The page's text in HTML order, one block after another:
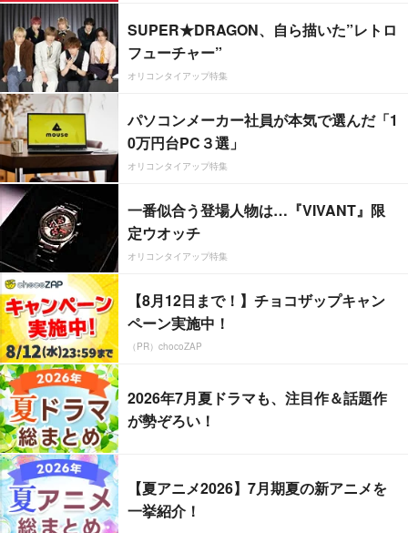
SUPER★DRAGON、自ら描いた”レトロ
フューチャー”
オリコンタイアップ特集
パソコンメーカー社員が本気で選んだ「1
0万円台PC３選」
オリコンタイアップ特集
一番似合う登場人物は…『VIVANT』限
定ウオッチ
オリコンタイアップ特集
【8月12日まで！】チョコザップキャン
ペーン実施中！
（PR）chocoZAP
2026年7月夏ドラマも、注目作＆話題作
が勢ぞろい！
【夏アニメ2026】7月期夏の新アニメを
一挙紹介！